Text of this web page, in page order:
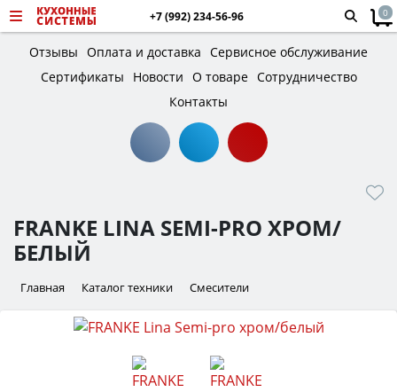
+7 (992) 234-56-96 0
Отзывы Оплата и доставка Сервисное обслуживание
Сертификаты
Новости О товаре Сотрудничество
Контакты
FRANKE LINA SEMI-PRO XРОМ/
БЕЛЫЙ
Главная Каталог техники Смесители